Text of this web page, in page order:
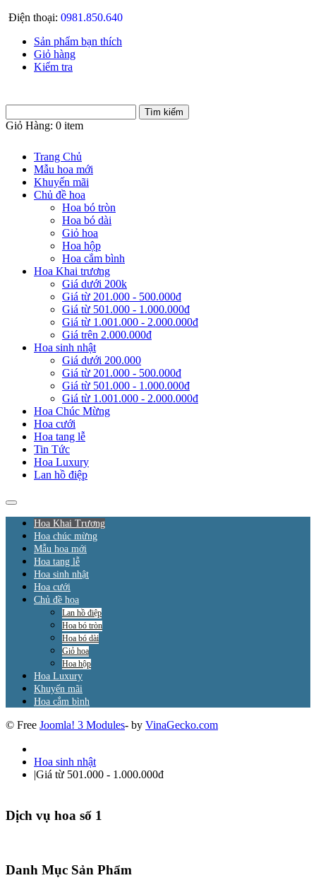
Điện thoại: 0981.850.640
Sản phẩm bạn thích
Giỏ hàng
Kiểm tra
Giỏ Hàng: 0 item
Trang Chủ
Mẫu hoa mới
Khuyến mãi
Chủ đề hoa
Hoa bó tròn
Hoa bó dài
Giỏ hoa
Hoa hộp
Hoa cắm bình
Hoa Khai trương
Giá dưới 200k
Giá từ 201.000 - 500.000đ
Giá từ 501.000 - 1.000.000đ
Giá từ 1.001.000 - 2.000.000đ
Giá trên 2.000.000đ
Hoa sinh nhật
Giá dưới 200.000
Giá từ 201.000 - 500.000đ
Giá từ 501.000 - 1.000.000đ
Giá từ 1.001.000 - 2.000.000đ
Hoa Chúc Mừng
Hoa cưới
Hoa tang lễ
Tin Tức
Hoa Luxury
Lan hồ điệp
Hoa Khai Trương
Hoa chúc mừng
Mẫu hoa mới
Hoa tang lễ
Hoa sinh nhật
Hoa cưới
Chủ đề hoa
Lan hồ điệp
Hoa bó tròn
Hoa bó dài
Giỏ hoa
Hoa hộp
Hoa Luxury
Khuyến mãi
Hoa cắm bình
© Free Joomla! 3 Modules- by VinaGecko.com
Hoa sinh nhật
|Giá từ 501.000 - 1.000.000đ
Dịch vụ hoa số 1
Danh Mục Sản Phẩm